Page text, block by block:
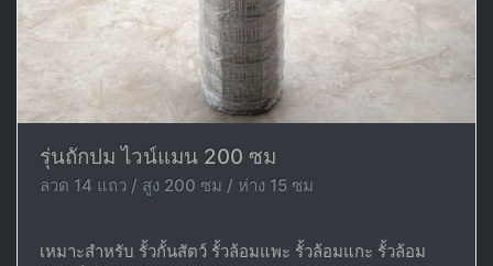
รุ่นถักปม ไวน์แมน 200 ซม
ลวด 14 แถว / สูง 200 ซม / ห่าง 15 ซม
เหมาะสำหรับ รั้วกั้นสัตว์ รั้วล้อมแพะ รั้วล้อมแกะ รั้วล้อม